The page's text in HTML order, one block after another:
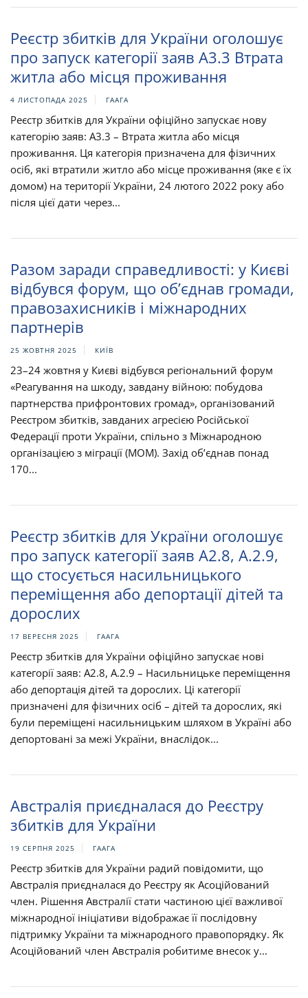
Реєстр збитків для України оголошує
про запуск категорії заяв A3.3 Втрата
житла або місця проживання
4 ЛИСТОПАДА 2025 ГААГА
Реєстр збитків для України офіційно запускає нову
категорію заяв: A3.3 – Втрата житла або місця
проживання. Ця категорія призначена для фізичних
осіб, які втратили житло або місце проживання (яке є їх
домом) на території України, 24 лютого 2022 року або
після цієї дати через...
Разом заради справедливості: у Києві
відбувся форум, що об’єднав громади,
правозахисників і міжнародних
партнерів
25 ЖОВТНЯ 2025 КИЇВ
23–24 жовтня у Києві відбувся регіональний форум
«Реагування на шкоду, завдану війною: побудова
партнерства прифронтових громад», організований
Реєстром збитків, завданих агресією Російської
Федерації проти України, спільно з Міжнародною
організацією з міграції (МОМ). Захід об’єднав понад
170...
Реєстр збитків для України оголошує
про запуск категорії заяв A2.8, А.2.9,
що стосується насильницького
переміщення або депортації дітей та
дорослих
17 ВЕРЕСНЯ 2025 ГААГА
Реєстр збитків для України офіційно запускає нові
категорії заяв: A2.8, А.2.9 – Насильницьке переміщення
або депортація дітей та дорослих. Ці категорії
призначені для фізичних осіб – дітей та дорослих, які
були переміщені насильницьким шляхом в Україні або
депортовані за межі України, внаслідок...
Австралія приєдналася до Реєстру
збитків для України
19 СЕРПНЯ 2025 ГААГА
Реєстр збитків для України радий повідомити, що
Австралія приєдналася до Реєстру як Асоційований
член. Рішення Австралії стати частиною цієї важливої
міжнародної ініціативи відображає її послідовну
підтримку України та міжнародного правопорядку. Як
Асоційований член Австралія робитиме внесок у...